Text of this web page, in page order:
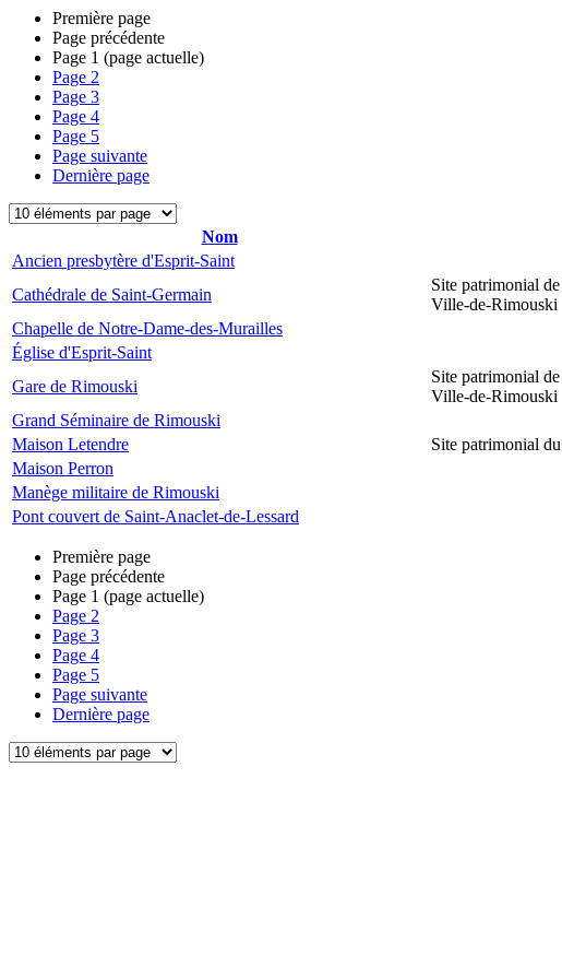
Première page
Page précédente
Page 1 (page actuelle)
Page 2
Page 3
Page 4
Page 5
Page suivante
Dernière page
Nom
Ancien presbytère d'Esprit-Saint
Cathédrale de Saint-Germain
Site patrimonial
Ville-de-Rimouski
Chapelle de Notre-Dame-des-Murailles
Église d'Esprit-Saint
Gare de Rimouski
Site patrimonial
Ville-de-Rimouski
Grand Séminaire de Rimouski
Maison Letendre
Site patrimonial
Maison Perron
Manège militaire de Rimouski
Pont couvert de Saint-Anaclet-de-Lessard
Première page
Page précédente
Page 1 (page actuelle)
Page 2
Page 3
Page 4
Page 5
Page suivante
Dernière page